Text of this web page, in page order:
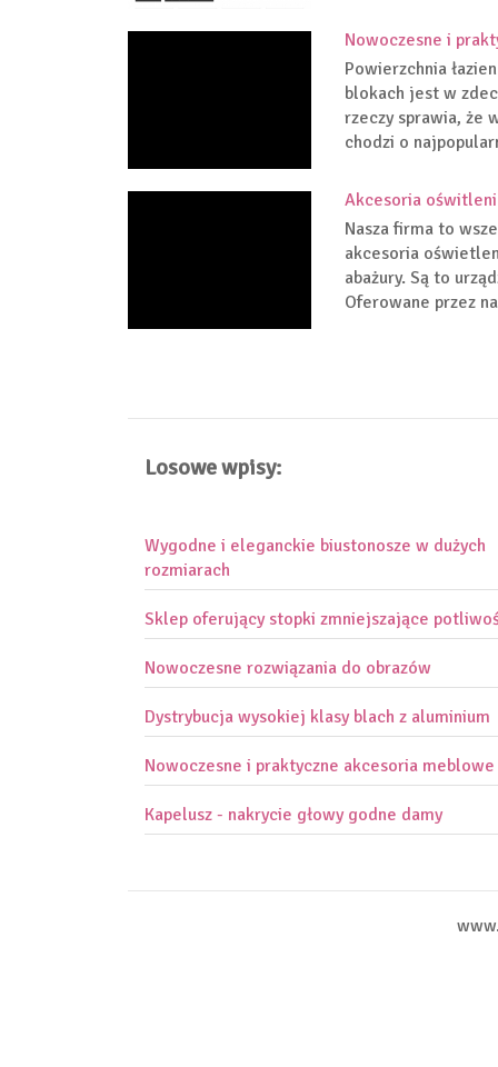
Nowoczesne i
Powierzchnia
blokach jest w
rzeczy sprawia, że
chodzi o
Akcesoria
Nasza firma to
akcesoria
abażury. Są to
Oferowane przez
Losowe wpisy:
Wygodne i eleganckie biustonosze w dużych
rozmiarach
Sklep oferujący stopki zmniejszające
Nowoczesne rozwiązania do obrazów
Dystrybucja wysokiej klasy blach z aluminium
Nowoczesne i praktyczne akcesoria meblowe
Kapelusz - nakrycie głowy godne damy